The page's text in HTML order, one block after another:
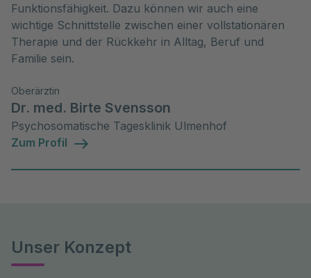
Funktionsfähigkeit. Dazu können wir auch eine
wichtige Schnittstelle zwischen einer vollstationären
Therapie und der Rückkehr in Alltag, Beruf und
Familie sein.
Oberärztin
Dr. med. Birte Svensson
Psychosomatische Tagesklinik Ulmenhof
Zum Profil
Unser Konzept